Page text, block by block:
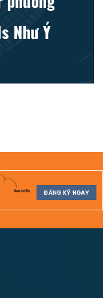
Như Ý
ĐĂNG KÝ NGAY